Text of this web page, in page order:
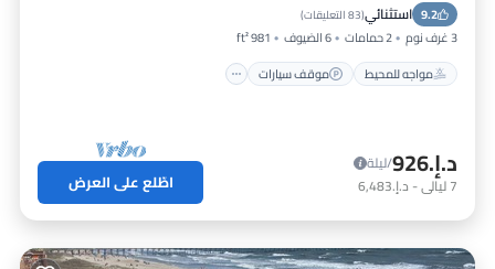
9.2 استثنائي(83 التعليقات )
3 غرف نوم 2 حمامات 6 الضيوف
981 ft²
مواجه للمحيط
موقف سيارات
إطلالة على المحيط
د.إ.‏926
/ليلة
7ليالي- د.إ.‏6,483 اطّلع على العرض